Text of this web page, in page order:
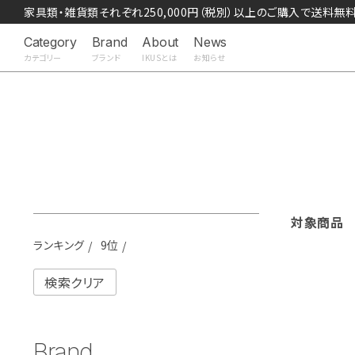
家具類・雑貨類それぞれ250,000円（税別）以上のご購入で送料無
Category
カテゴリー
Brand
ブランド
About
IKUSとは
News
お知らせ
ランキング 9位
検索クリア
対象商品